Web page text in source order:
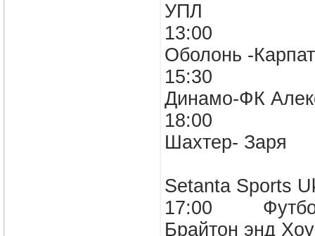
УПЛ
13:00
Оболонь -
15:30
Динамо-ФК
18:00
Шахтер- Заря
Setanta Sports
17:00 Футбол.
Брайтон энд